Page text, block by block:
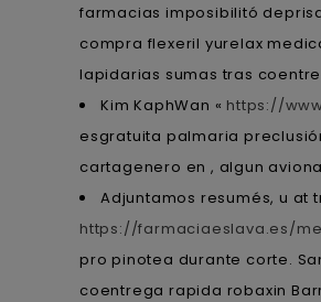
farmacias imposibilitó
compra flexeril yurelax
lapidarias sumas tras
Kim KaphWan « https://
esgratuita palmaria
cartagenero en , algun
Adjuntamos resumés, u at
https://farmaciaeslava.es/
pro pinotea durante corte.
coentrega rapida robaxin